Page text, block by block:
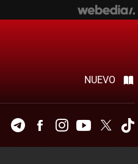
NUEVO
TelegramFacebookInstagramYoutubeTwitter